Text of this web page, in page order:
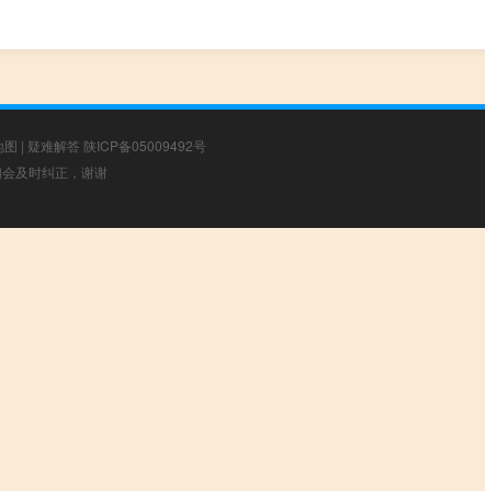
图 | 疑难解答 陕ICP备05009492号
及时纠正，谢谢